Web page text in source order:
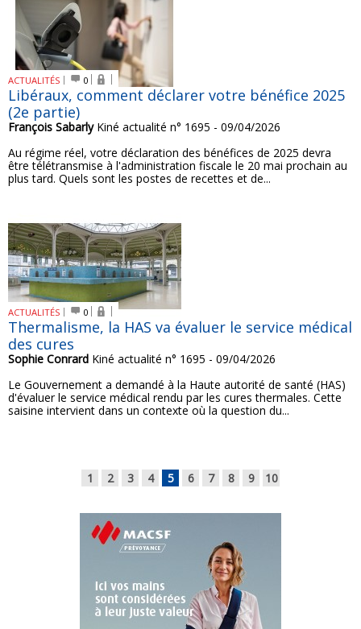
ACTUALITÉS 0
Libéraux, comment déclarer votre bénéfice 2025
(2e partie)
François SabarlyKiné actualité n° 1695 - 09/04/2026
Au régime réel, votre déclaration des bénéfices de 2025 devra
être télétransmise à l'administration fiscale le 20 mai prochain au
plus tard. Quels sont les postes de recettes et de...
ACTUALITÉS 0
Thermalisme, la HAS va évaluer le service médical
des cures
Sophie Conrard Kiné actualité n° 1695 - 09/04/2026
Le Gouvernement a demandé à la Haute autorité de santé (HAS)
d'évaluer le service médical rendu par les cures thermales. Cette
saisine intervient dans un contexte où la question du...
1 2 3 4 5 6 7 8 9 10